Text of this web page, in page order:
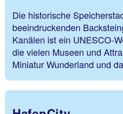
Die historische
beeindruckenden
Kanälen ist ein UNESCO-
die vielen Museen und
Miniatur Wunderland und